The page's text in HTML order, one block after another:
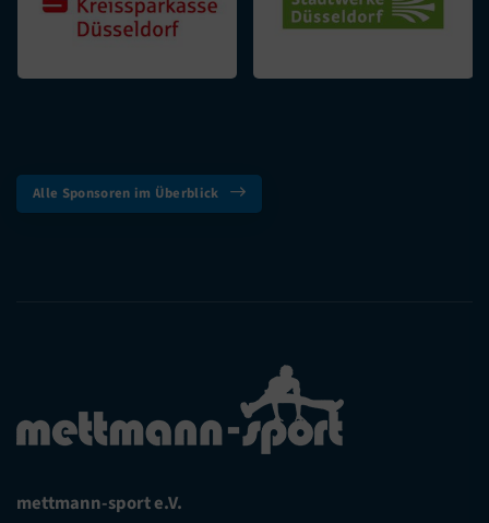
Alle Sponsoren im Überblick
mettmann-sport e.V.